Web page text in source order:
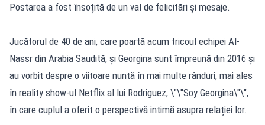
Postarea a fost însoțită de un val de felicitări și mesaje.
Jucătorul de 40 de ani, care poartă acum tricoul echipei Al-
Nassr din Arabia Saudită, și Georgina sunt împreună din 2016 și
au vorbit despre o viitoare nuntă în mai multe rânduri, mai ales
în reality show-ul Netflix al lui Rodriguez, \"\"Soy Georgina\"\",
în care cuplul a oferit o perspectivă intimă asupra relației lor.